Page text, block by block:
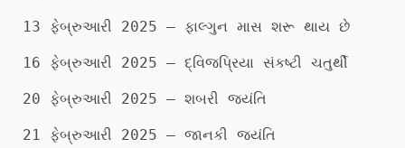
13 ફેબ્રુઆરી 2025 – ફાલ્ગુન માસ શરૂ થાય છે
16 ફેબ્રુઆરી 2025 – દ્વિજપ્રિયા સંકષ્ટી ચતુર્થી
20 ફેબ્રુઆરી 2025 – શબરી જયંતિ
21 ફેબ્રુઆરી 2025 – જાનકી જયંતિ